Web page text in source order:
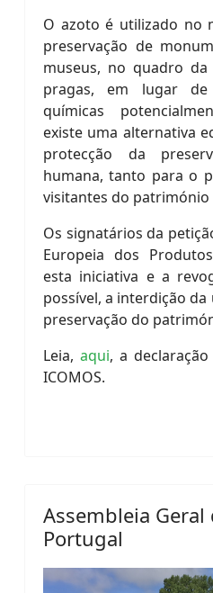
O azoto é utilizado no
preservação de
museus, no quadro
pragas, em lugar de
químicas
existe uma alternativa
protecção da
humana, tanto para o
visitantes do património
Os signatários da
Europeia dos
esta iniciativa e a
possível, a interdição
preservação do
Leia,aqui, a
ICOMOS.
Assembleia Geral
Portugal